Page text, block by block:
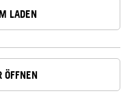
LADEN
ÖFFNEN